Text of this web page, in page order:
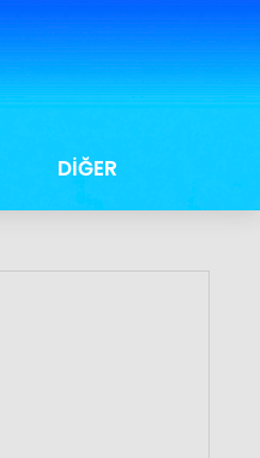
DİĞER